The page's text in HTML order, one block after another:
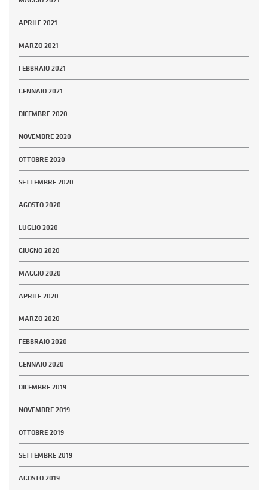
APRILE 2021
MARZO 2021
FEBBRAIO 2021
GENNAIO 2021
DICEMBRE 2020
NOVEMBRE 2020
OTTOBRE 2020
SETTEMBRE 2020
AGOSTO 2020
LUGLIO 2020
GIUGNO 2020
MAGGIO 2020
APRILE 2020
MARZO 2020
FEBBRAIO 2020
GENNAIO 2020
DICEMBRE 2019
NOVEMBRE 2019
OTTOBRE 2019
SETTEMBRE 2019
AGOSTO 2019